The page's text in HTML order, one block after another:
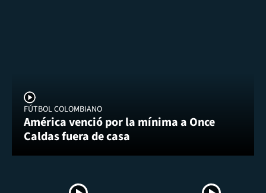
FÚTBOL COLOMBIANO
América venció por la mínima a Once
Caldas fuera de casa